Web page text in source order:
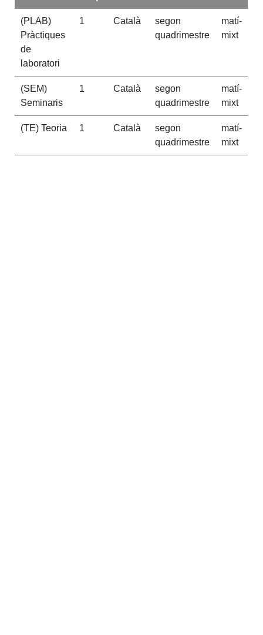
(PLAB)
Pràctiques
de
laboratori
1 Català
segon
quadrimestre
matí-
mixt
(SEM)
Seminaris
1 Català
segon
quadrimestre
matí-
mixt
(TE) Teoria 1 Català
segon
quadrimestre
matí-
mixt